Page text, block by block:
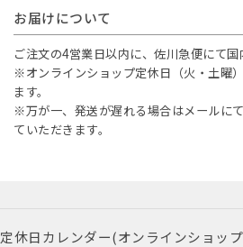
お届けについて
ご注文の4営業日以内に、佐川急便にて国
※オンラインショップ定休日（火・土曜
ます。
※万が一、発送が遅れる場合はメールに
ていただきます。
定休日カレンダー(オンラインショッ